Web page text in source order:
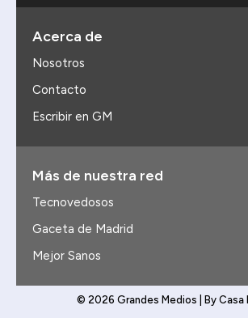
Acerca de
Nosotros
Contacto
Escribir en GM
Más de nuestra red
Tecnovedosos
Gaceta de Madrid
Mejor Sanos
© 2026 Grandes Medios | By Casa